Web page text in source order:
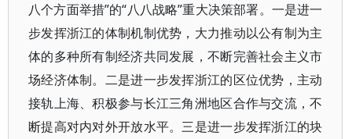
八个方面举措”的“八八战略”重大决策部署。一是进一
步发挥浙江的体制机制优势，大力推动以公有制为主
体的多种所有制经济共同发展，不断完善社会主义市
场经济体制。二是进一步发挥浙江的区位优势，主动
接轨上海、积极参与长江三角洲地区合作与交流，不
断提高对内对外开放水平。三是进一步发挥浙江的块